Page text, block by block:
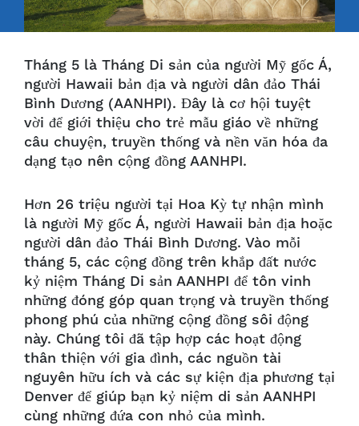
Tháng 5 là Tháng Di sản của người Mỹ gốc Á,
người Hawaii bản địa và người dân đảo Thái
Bình Dương (AANHPI). Đây là cơ hội tuyệt
vời để giới thiệu cho trẻ mẫu giáo về những
câu chuyện, truyền thống và nền văn hóa đa
dạng tạo nên cộng đồng AANHPI.
Hơn 26 triệu người tại Hoa Kỳ tự nhận mình
là người Mỹ gốc Á, người Hawaii bản địa hoặc
người dân đảo Thái Bình Dương. Vào mỗi
tháng 5, các cộng đồng trên khắp đất nước
kỷ niệm Tháng Di sản AANHPI để tôn vinh
những đóng góp quan trọng và truyền thống
phong phú của những cộng đồng sôi động
này. Chúng tôi đã tập hợp các hoạt động
thân thiện với gia đình, các nguồn tài
nguyên hữu ích và các sự kiện địa phương tại
Denver để giúp bạn kỷ niệm di sản AANHPI
cùng những đứa con nhỏ của mình.